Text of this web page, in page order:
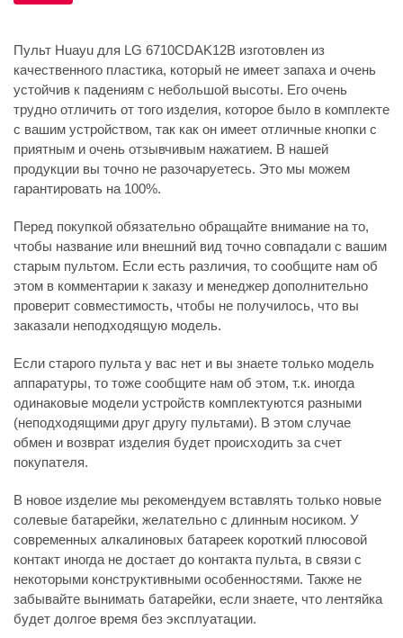
Пульт Huayu для LG 6710CDAK12B изготовлен из
качественного пластика, который не имеет запаха и очень
устойчив к падениям с небольшой высоты. Его очень
трудно отличить от того изделия, которое было в комплекте
с вашим устройством, так как он имеет отличные кнопки с
приятным и очень отзывчивым нажатием. В нашей
продукции вы точно не разочаруетесь. Это мы можем
гарантировать на 100%.
Перед покупкой обязательно обращайте внимание на то,
чтобы название или внешний вид точно совпадали с вашим
старым пультом. Если есть различия, то сообщите нам об
этом в комментарии к заказу и менеджер дополнительно
проверит совместимость, чтобы не получилось, что вы
заказали неподходящую модель.
Если старого пульта у вас нет и вы знаете только модель
аппаратуры, то тоже сообщите нам об этом, т.к. иногда
одинаковые модели устройств комплектуются разными
(неподходящими друг другу пультами). В этом случае
обмен и возврат изделия будет происходить за счет
покупателя.
В новое изделие мы рекомендуем вставлять только новые
солевые батарейки, желательно с длинным носиком. У
современных алкалиновых батареек короткий плюсовой
контакт иногда не достает до контакта пульта, в связи с
некоторыми конструктивными особенностями. Также не
забывайте вынимать батарейки, если знаете, что лентяйка
будет долгое время без эксплуатации.